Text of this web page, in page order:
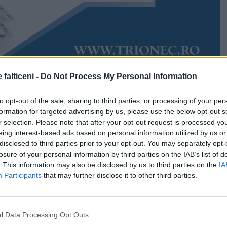
falticeni - Do Not Process My Personal Information
opt-out of the sale, sharing to third parties, or processing of your
for targeted advertising by us, please use the below opt-out
selection. Please note that after your opt-out request is processed
interest-based ads based on personal information utilized by us
to third parties prior to your opt-out. You may separately
of your personal information by third parties on the IAB’s list of
This information may also be disclosed by us to third parties on the
Participants that may further disclose it to other third parties.
Data Processing Opt Outs
Accesări:
se încheie vacanța de vară, iar elevii se întorc la
școlar va debuta luni, 13 septembrie, și ca și anul
set de reguli care trebuie respectate la festivitățile
moment. Directorii de școală vor avea sarcina să
părinților să urmărească festivitatea de deschidere
și funcționarea școlilor, în condiții de
se vor desfășura în exterior, cu masca obligatorie.